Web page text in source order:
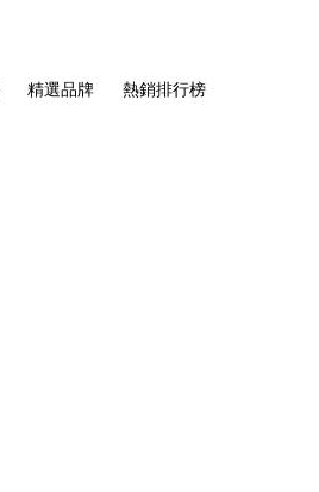
精選品牌 熱銷排行榜